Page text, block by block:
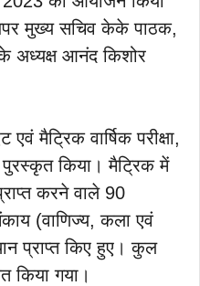
मुख्य सचिव केके पाठक,
के अध्यक्ष आनंद किशोर
एवं मैट्रिक वार्षिक परीक्षा,
पुरस्कृत किया। मैट्रिक में
करने वाले 90
(वाणिज्य, कला एवं
प्राप्त किए हुए। कुल
किया गया।